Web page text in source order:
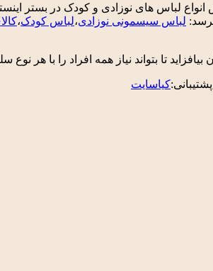
نورونیک سال 1400 با هدف فروش انواع لباس های
لباس سیسمونی نوزادی،لباس کودک،
تا بتواند نیاز همه افراد را با هر
کیاسایت